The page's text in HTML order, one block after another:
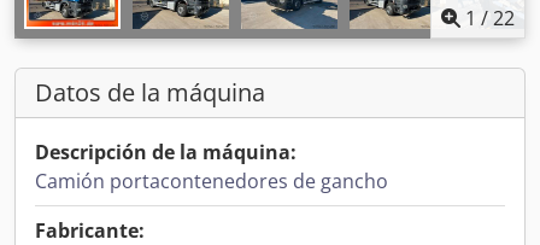
1 /22
Datos de la máquina
Descripción de la máquina:
Camión portacontenedores de gancho
Fabricante: